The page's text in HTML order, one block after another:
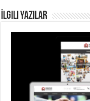
gaziantep
evden
taşımacılık,
organizasyon,
organizasyon,
İlgili Yazılar